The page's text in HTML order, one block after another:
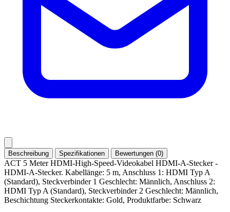
Beschreibung Spezifikationen Bewertungen (0)
ACT 5 Meter HDMI-High-Speed-Videokabel HDMI-A-Stecker -
HDMI-A-Stecker. Kabellänge: 5 m, Anschluss 1: HDMI Typ A
(Standard), Steckverbinder 1 Geschlecht: Männlich, Anschluss 2:
HDMI Typ A (Standard), Steckverbinder 2 Geschlecht: Männlich,
Beschichtung Steckerkontakte: Gold, Produktfarbe: Schwarz